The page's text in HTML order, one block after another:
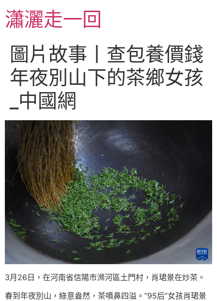
至
主瀟灑走一回
圖片故事丨查包養價錢
年夜別山下的茶鄉女孩
_中國網
3月26日，在河南省信陽市浉河區土門村，肖珺景在炒茶。
春到年夜別山，綠意盎然，茶噴鼻四溢。“95后”女孩肖珺景